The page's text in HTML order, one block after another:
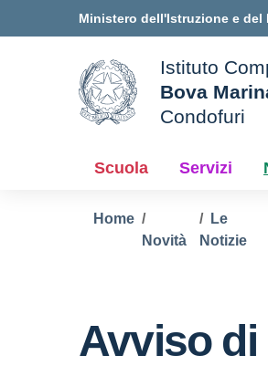
Ministero dell'Istruzione e del
della scuola
Istituto
Bova
Condofuri
Scuola Servizi
Home
Novità
Le
Notizie
Avviso di